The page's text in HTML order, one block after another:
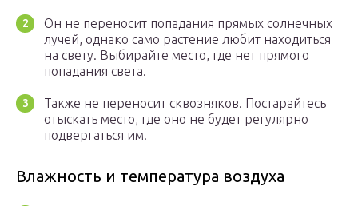
Он не переносит попадания прямых солнечных
лучей, однако само растение любит находиться
на свету. Выбирайте место, где нет прямого
попадания света.
Также не переносит сквозняков. Постарайтесь
отыскать место, где оно не будет регулярно
подвергаться им.
Влажность и температура воздуха